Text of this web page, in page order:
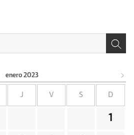
enero 2023
J V S D
1